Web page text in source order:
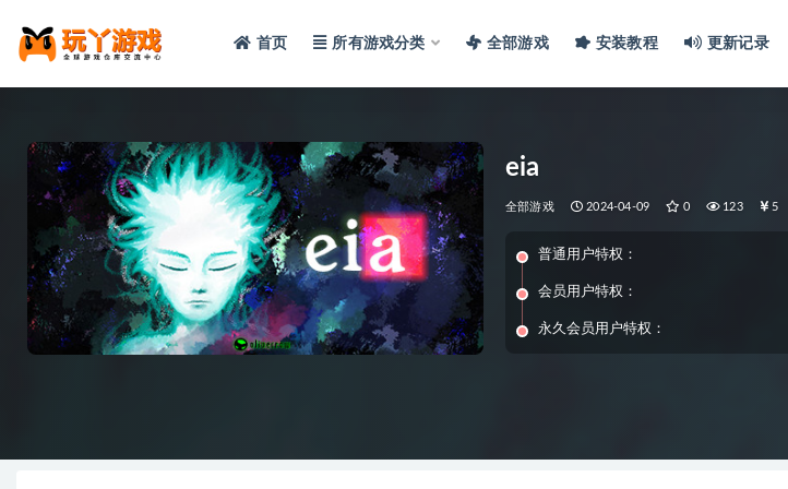
首页 所有游戏分类 全部游戏 安装教程 更新记录
eia
全部游戏 2024-04-09 0 123 5
普通用户特权：
会员用户特权：
永久会员用户特权：